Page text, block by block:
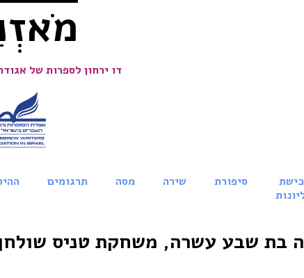
דו ירחון לספרות של
סיפורת שירה מסה תרגומים
בת שבע עשרה, משחקת טניס